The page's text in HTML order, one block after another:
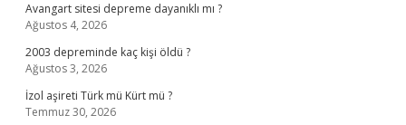
Avangart sitesi depreme dayanıklı mı ?
Ağustos 4, 2026
2003 depreminde kaç kişi öldü ?
Ağustos 3, 2026
İzol aşireti Türk mü Kürt mü ?
Temmuz 30, 2026